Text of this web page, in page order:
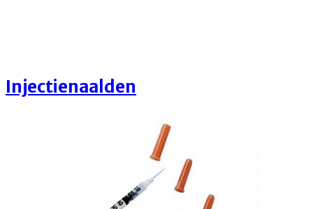
Injectienaalden